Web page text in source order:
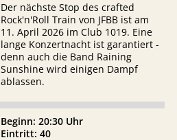
Der nächste Stop des crafted
Rock'n'Roll Train von JFBB ist am
11. April 2026 im Club 1019. Eine
lange Konzertnacht ist garantiert -
denn auch die Band Raining
Sunshine wird einigen Dampf
ablassen.
Beginn: 20:30 Uhr
Eintritt: 40